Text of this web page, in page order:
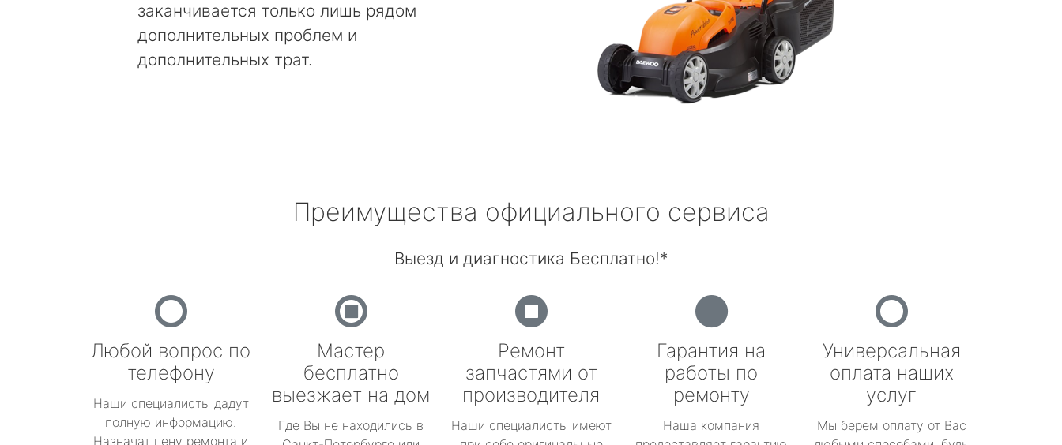
заканчивается только лишь рядом
дополнительных проблем и
дополнительных трат.
Преимущества официального сервиса
Выезд и диагностика Бесплатно!*
Любой вопрос по
телефону
Наши специалисты дадут
полную информацию.
Назначат цену ремонта и
Мастер
бесплатно
выезжает на дом
Где Вы не находились в
Ремонт
запчастями от
производителя
Наши специалисты имеют
Гарантия на
работы по
ремонту
Наша компания
Универсальная
оплата наших
услуг
Мы берем оплату от Вас